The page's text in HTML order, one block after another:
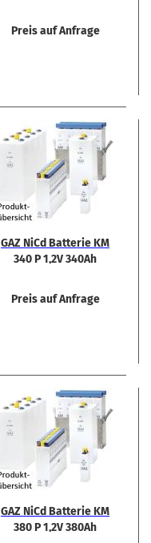
Preis auf Anfrage
GAZ NiCd Bat­te­rie KM
340 P 1,2V 340Ah
Preis auf Anfrage
GAZ NiCd Bat­te­rie KM
380 P 1,2V 380Ah